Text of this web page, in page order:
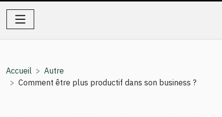
Accueil
Autre
Comment être plus productif dans son business ?